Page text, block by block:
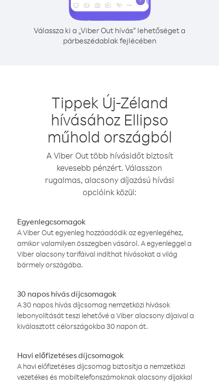
Válassza ki a „Viber Out hívás” lehetőséget a
párbeszédablak fejlécében
Tippek Új-Zéland
hívásához Ellipso
műhold országból
A Viber Out több hívásidőt biztosít
kevesebb pénzért. Válasszon
rugalmas, alacsony díjazású hívási
opcióink közül:
Egyenlegcsomagok
A Viber Out egyenleg hozzáadódik az egyenlegéhez,
amikor valamilyen összegben vásárol. A egyenleggel a
Viber alacsony tarifáival indíthat hívásokat a világ
bármely országába.
30 napos hívás díjcsomagok
A 30 napos hívás díjcsomag nemzetközi hívások
lebonyolítását teszi lehetővé a Viber alacsony díjaival a
kiválasztott célországokba 30 napon át.
Havi előfizetéses díjcsomagok
A havi előfizetéses díjcsomag biztosítja a nemzetközi
vezetékes és mobiltelefonszámoknak alacsony díjakkal